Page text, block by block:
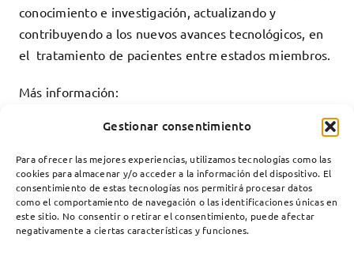
Gestionar consentimiento
Para ofrecer las mejores experiencias, utilizamos tecnologías como las
cookies para almacenar y/o acceder a la información del dispositivo. El
consentimiento de estas tecnologías nos permitirá procesar datos
como el comportamiento de navegación o las identificaciones únicas en
este sitio. No consentir o retirar el consentimiento, puede afectar
negativamente a ciertas características y funciones.
conocimiento e investigación, actualizando y
contribuyendo a los nuevos avances tecnológicos, en
el tratamiento de pacientes entre estados miembros.
Más información:
http://www.euro-nmd.info/